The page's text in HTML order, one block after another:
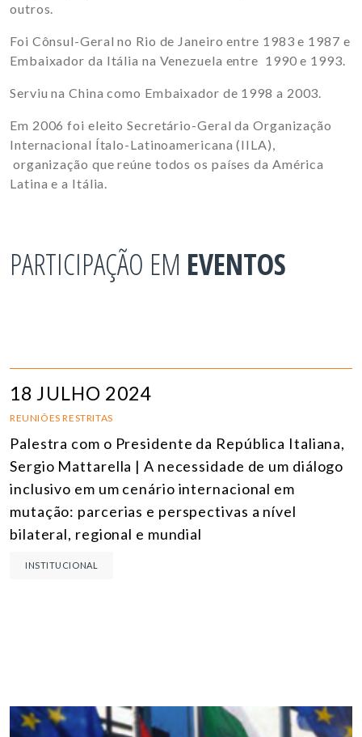
outros.
Foi Cônsul-Geral no Rio de Janeiro entre 1983 e 1987 e
Embaixador da Itália na Venezuela entre 1990 e 1993.
Serviu na China como Embaixador de 1998 a 2003.
Em 2006 foi eleito Secretário-Geral da Organização
Internacional Ítalo-Latinoamericana (IILA),
organização que reúne todos os países da América
Latina e a Itália.
PARTICIPAÇÃO EM EVENTOS
18 JULHO 2024
REUNIÕES RESTRITAS
Palestra com o Presidente da República Italiana,
Sergio Mattarella | A necessidade de um diálogo
inclusivo em um cenário internacional em
mutação: parcerias e perspectivas a nível
bilateral, regional e mundial
INSTITUCIONAL